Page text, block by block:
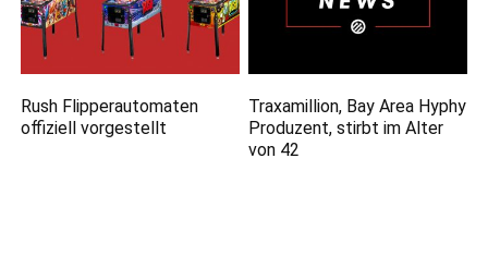
Rush Flipperautomaten
offiziell vorgestellt
Traxamillion, Bay Area Hyphy
Produzent, stirbt im Alter
von 42